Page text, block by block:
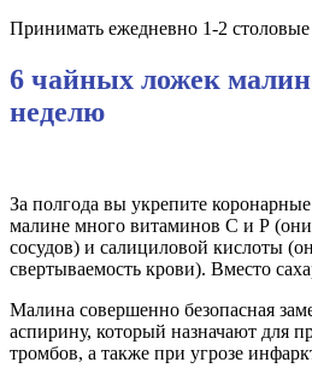
Принимать ежедневно 1-2
6 чайных ложек
неделю
За полгода вы укрепите
малине много витаминов С и Р
сосудов) и салициловой кислоты
свертываемость крови). Вместо
Малина совершенно безопасная
аспирину, который назначают для
тромбов, а также при угрозе